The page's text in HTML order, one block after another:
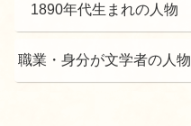
1890年代生まれの人物
職業・身分が文学者の人物